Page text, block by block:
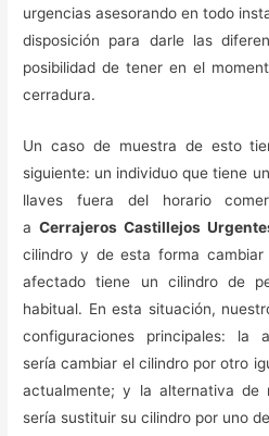
urgencias asesorando en todo
disposición para darle las
posibilidad de tener en el
cerradura.
Un caso de muestra de esto
siguiente: un individuo que tiene
llaves fuera del horario
aCerrajeros Castillejos
cilindro y de esta forma
afectado tiene un cilindro de
habitual. En esta situación,
configuraciones principales: la
sería cambiar el cilindro por otro
actualmente; y la alternativa de
sería sustituir su cilindro por uno